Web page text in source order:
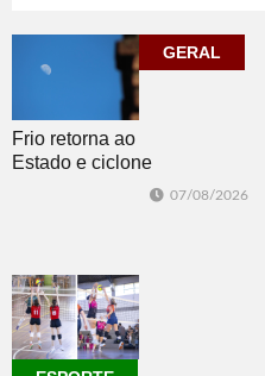
07/08/2026
ECONOMIA
GERAL
Frio retorna ao
Estado e ciclone
07/08/2026